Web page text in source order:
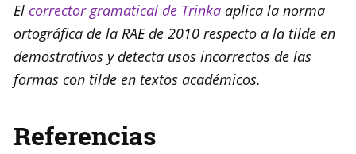
El correctorgramatical de Trinka aplica la norma
ortográfica de la RAE de 2010 respecto a la tilde en
demostrativos y detecta usos incorrectos de las
formas con tilde en textos académicos.
Referencias